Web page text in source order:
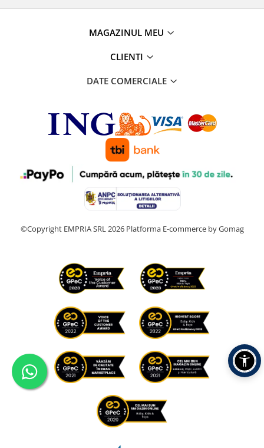
MAGAZINUL MEU
CLIENTI
DATE COMERCIALE
©Copyright EMPRIA SRL 2026 Platforma E-commerce by Gomag